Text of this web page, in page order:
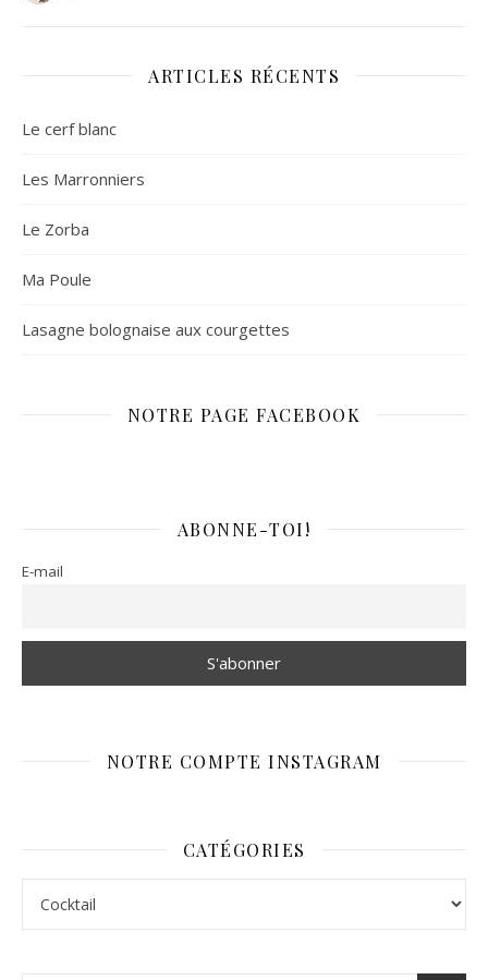
ARTICLES RÉCENTS
Le cerf blanc
Les Marronniers
Le Zorba
Ma Poule
Lasagne bolognaise aux courgettes
NOTRE PAGE FACEBOOK
ABONNE-TOI!
E-mail
NOTRE COMPTE INSTAGRAM
CATÉGORIES